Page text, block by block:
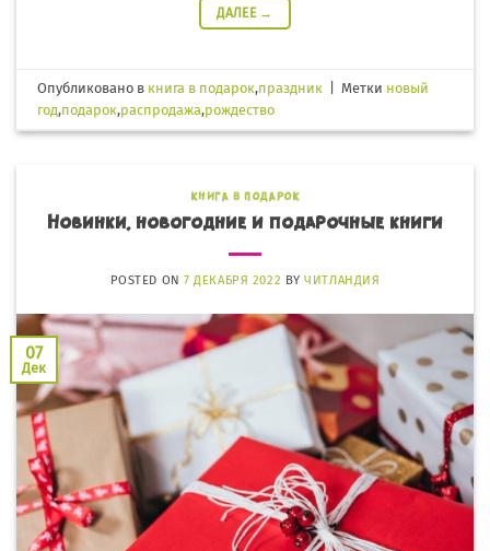
ДАЛЕЕ →
Опубликовано в книга в подарок,праздник Метки новый
год,подарок,распродажа,рождество
КНИГА В ПОДАРОК
Новинки, новогодние и подарочные книги
POSTED ON7 ДЕКАБРЯ 2022 BYЧИТЛАНДИЯ
07
Дек